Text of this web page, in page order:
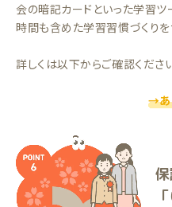
会の暗記カードといった学習ツ
時間も含めた学習習慣づくりを
詳しくは以下からご確認ください
→あ